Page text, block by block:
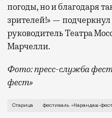
погоды, но и благодаря
зрителей!» —
руководитель Театра
Марчелли.
Фото: пресс-служба
фест»
В минувший уикенд
Старица фестиваль «Карандаш-